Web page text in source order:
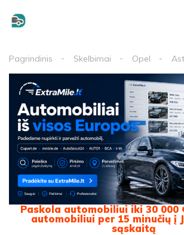
Pagrindinis Skelbimai Opel
Paskola automobiliui iki 30 000
automobiliui per 15 minučių į
sąskaitą